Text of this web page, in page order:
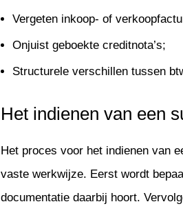
Vergeten inkoop- of
Onjuist geboekte creditnota’s;
Structurele verschillen tussen
Het indienen van een
Het proces voor het indienen van
vaste werkwijze. Eerst wordt
documentatie daarbij hoort.